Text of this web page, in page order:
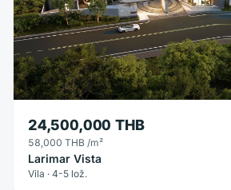
24,500,000 THB
58,000 THB /m²
Larimar Vista
Vila · 4-5 lož.